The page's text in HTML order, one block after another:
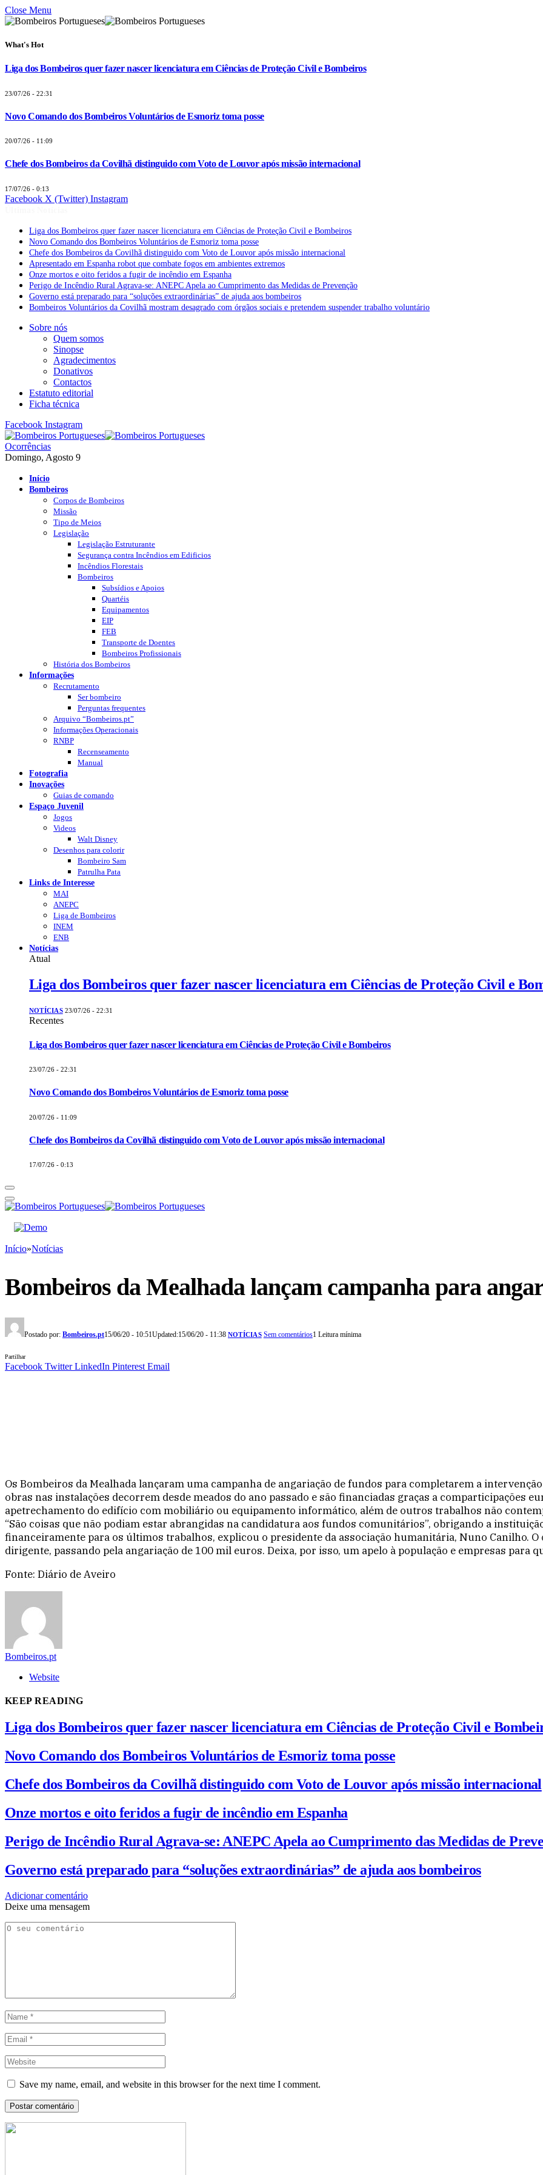
Close Menu
What's Hot
Liga dos Bombeiros quer fazer nascer licenciatura em Ciências de Proteção Civil e Bombeiros
23/07/26 - 22:31
Novo Comando dos Bombeiros Voluntários de Esmoriz toma posse
20/07/26 - 11:09
Chefe dos Bombeiros da Covilhã distinguido com Voto de Louvor após missão internacional
17/07/26 - 0:13
Facebook X (Twitter) Instagram
Liga dos Bombeiros quer fazer nascer licenciatura em Ciências de Proteção Civil e Bombeiros
Novo Comando dos Bombeiros Voluntários de Esmoriz toma posse
Chefe dos Bombeiros da Covilhã distinguido com Voto de Louvor após missão internacional
Apresentado em Espanha robot que combate fogos em ambientes extremos
Onze mortos e oito feridos a fugir de incêndio em Espanha
Perigo de Incêndio Rural Agrava-se: ANEPC Apela ao Cumprimento das Medidas de Prevenção
Governo está preparado para “soluções extraordinárias” de ajuda aos bombeiros
Bombeiros Voluntários da Covilhã mostram desagrado com órgãos sociais e pretendem suspender trabalho voluntário
Sobre nós
Quem somos
Sinopse
Agradecimentos
Donativos
Contactos
Estatuto editorial
Ficha técnica
Facebook Instagram
Ocorrências
Domingo, Agosto 9
Início
Bombeiros
Corpos de Bombeiros
Missão
Tipo de Meios
Legislação
Legislação Estruturante
Segurança contra Incêndios em Edificios
Incêndios Florestais
Bombeiros
Subsídios e Apoios
Quartéis
Equipamentos
EIP
FEB
Transporte de Doentes
Bombeiros Profissionais
História dos Bombeiros
Informações
Recrutamento
Ser bombeiro
Perguntas frequentes
Arquivo “Bombeiros.pt”
Informações Operacionais
RNBP
Recenseamento
Manual
Fotografia
Inovações
Guias de comando
Espaço Juvenil
Jogos
Videos
Walt Disney
Desenhos para colorir
Bombeiro Sam
Patrulha Pata
Links de Interesse
MAI
ANEPC
Liga de Bombeiros
INEM
ENB
Notícias
Atual
Liga dos Bombeiros quer fazer nascer licenciatura em Ciências de Proteção Civil e
NOTÍCIAS 23/07/26 - 22:31
Recentes
Liga dos Bombeiros quer fazer nascer licenciatura em Ciências de Proteção Civil e Bombeiros
23/07/26 - 22:31
Novo Comando dos Bombeiros Voluntários de Esmoriz toma posse
20/07/26 - 11:09
Chefe dos Bombeiros da Covilhã distinguido com Voto de Louvor após missão internacional
17/07/26 - 0:13
Início»Notícias
Bombeiros da Mealhada lançam campanha para
Postado por: Bombeiros.pt15/06/20 - 10:51Updated:15/06/20 - 11:38 NOTÍCIAS Sem comentários1 Leitura mínima
Partilhar
Facebook Twitter LinkedIn Pinterest Email
Os Bombeiros da Mealhada lançaram uma campanha de an­gariação de fundos para com­pletarem a
obras nas instalações decorrem desde meados do ano passado e são financiadas graças a comparticipações
apetrechamento do edifício com mobiliário ou equipamen­to informático, além de outros trabalhos não
“São coisas que não podiam estar abrangidas na candidatura aos fundos comunitários”, obrigando a
financeiramente para os últimos trabalhos, explicou o presidente da associação humanitária, Nuno Canilho. O
dirigen­te, passando pela angariação de 100 mil euros. Deixa, por isso, um apelo à população e empresas para
Fonte: Diário de Aveiro
Bombeiros.pt
Website
KEEP READING
Liga dos Bombeiros quer fazer nascer licenciatura em Ciências de Proteção Civil e
Novo Comando dos Bombeiros Voluntários de Esmoriz toma posse
Chefe dos Bombeiros da Covilhã distinguido com Voto de Louvor após missão internacional
Onze mortos e oito feridos a fugir de incêndio em Espanha
Perigo de Incêndio Rural Agrava-se: ANEPC Apela ao Cumprimento das Medidas de
Governo está preparado para “soluções extraordinárias” de ajuda aos bombeiros
Adicionar comentário
Deixe uma mensagem
Save my name, email, and website in this browser for the next time I comment.